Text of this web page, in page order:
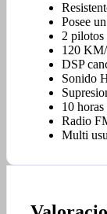
Posee
2 pilotos
120
DSP
Sonido
10
Radio
Multi